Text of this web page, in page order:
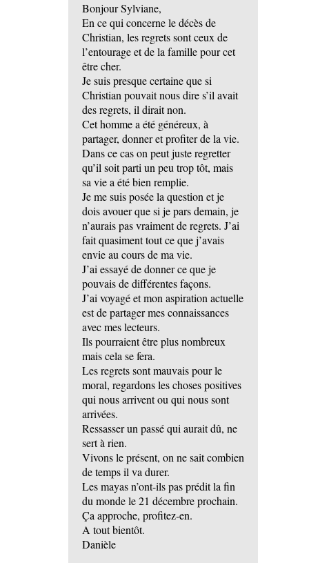
Bonjour Sylviane,
En ce qui concerne le décès de
Christian, les regrets sont ceux de
l’entourage et de la famille pour cet
être cher.
Je suis presque certaine que si
Christian pouvait nous dire s’il avait
des regrets, il dirait non.
Cet homme a été généreux, à
partager, donner et profiter de la vie.
Dans ce cas on peut juste regretter
qu’il soit parti un peu trop tôt, mais
sa vie a été bien remplie.
Je me suis posée la question et je
dois avouer que si je pars demain, je
n’aurais pas vraiment de regrets. J’ai
fait quasiment tout ce que j’avais
envie au cours de ma vie.
J’ai essayé de donner ce que je
pouvais de différentes façons.
J’ai voyagé et mon aspiration actuelle
est de partager mes connaissances
avec mes lecteurs.
Ils pourraient être plus nombreux
mais cela se fera.
Les regrets sont mauvais pour le
moral, regardons les choses positives
qui nous arrivent ou qui nous sont
arrivées.
Ressasser un passé qui aurait dû, ne
sert à rien.
Vivons le présent, on ne sait combien
de temps il va durer.
Les mayas n’ont-ils pas prédit la fin
du monde le 21 décembre prochain.
Ça approche, profitez-en.
A tout bientôt.
Danièle